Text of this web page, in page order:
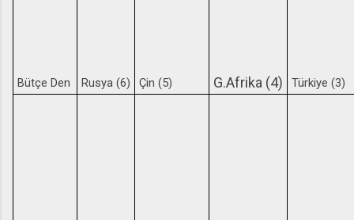
Bütçe Den Rusya (6) Çin (5) G.Afrika (4) Türkiye (3)